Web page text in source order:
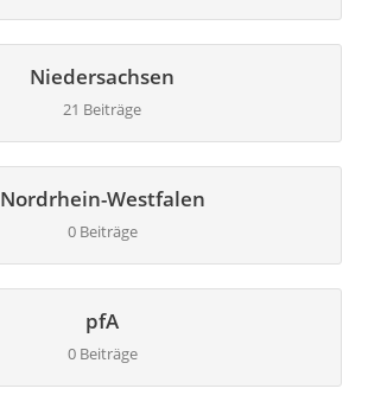
Niedersachsen
21 Beiträge
Nordrhein-Westfalen
0 Beiträge
pfA
0 Beiträge